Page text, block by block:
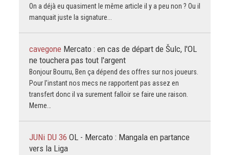
On a déjà eu quasiment le même article il y a peu non ? Ou il
manquait juste la signature...
cavegone Mercato : en cas de départ de Šulc, l'OL
ne touchera pas tout l'argent
Bonjour Bourru, Ben ça dépend des offres sur nos joueurs.
Pour l’instant nos mecs ne rapportent pas assez en
transfert donc il va surement falloir se faire une raison.
Meme…
JUNi DU 36 OL - Mercato : Mangala en partance
vers la Liga